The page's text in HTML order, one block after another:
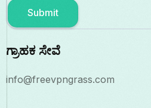
Submit
ಗ್ರಾಹಕ ಸೇವೆ
info@freevpngrass.com